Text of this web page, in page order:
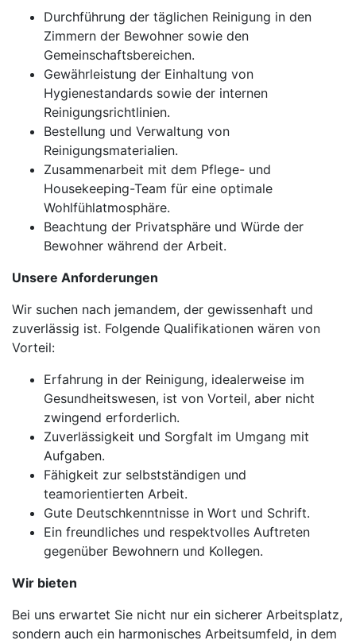
Durchführung der täglichen Reinigung in den
Zimmern der Bewohner sowie den
Gemeinschaftsbereichen.
Gewährleistung der Einhaltung von
Hygienestandards sowie der internen
Reinigungsrichtlinien.
Bestellung und Verwaltung von
Reinigungsmaterialien.
Zusammenarbeit mit dem Pflege- und
Housekeeping-Team für eine optimale
Wohlfühlatmosphäre.
Beachtung der Privatsphäre und Würde der
Bewohner während der Arbeit.
Unsere Anforderungen
Wir suchen nach jemandem, der gewissenhaft und
zuverlässig ist. Folgende Qualifikationen wären von
Vorteil:
Erfahrung in der Reinigung, idealerweise im
Gesundheitswesen, ist von Vorteil, aber nicht
zwingend erforderlich.
Zuverlässigkeit und Sorgfalt im Umgang mit
Aufgaben.
Fähigkeit zur selbstständigen und
teamorientierten Arbeit.
Gute Deutschkenntnisse in Wort und Schrift.
Ein freundliches und respektvolles Auftreten
gegenüber Bewohnern und Kollegen.
Wir bieten
Bei uns erwartet Sie nicht nur ein sicherer Arbeitsplatz,
sondern auch ein harmonisches Arbeitsumfeld, in dem